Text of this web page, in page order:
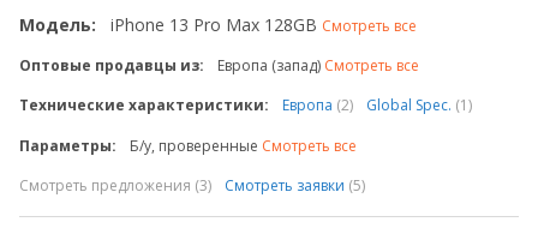
Модель: iPhone 13 Pro Max 128GB Смотреть все
Оптовые продавцы из:
Европа (запад) Смотреть все
Технические характеристики:
Европа (2) Global Spec. (1)
Параметры:
Б/у, проверенные Смотреть все
Смотреть предложения (3)
Смотреть заявки (5)